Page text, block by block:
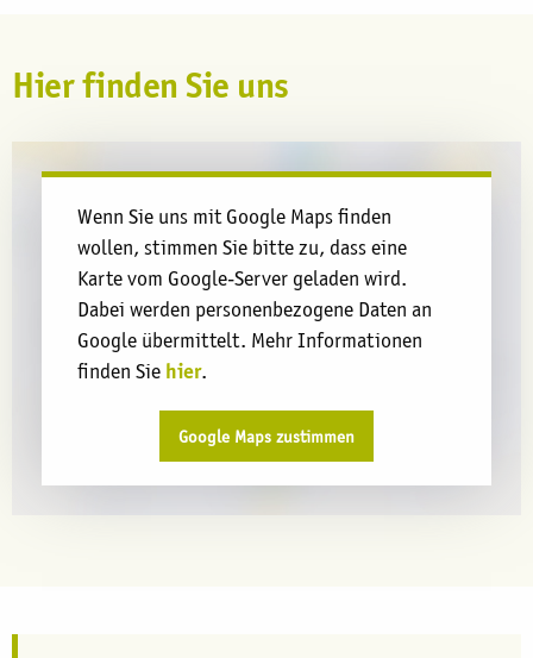
Hier finden Sie uns
Wenn Sie uns mit Google Maps finden
wollen, stimmen Sie bitte zu, dass eine
Karte vom Google-Server geladen wird.
Dabei werden personenbezogene Daten an
Google übermittelt. Mehr Informationen
finden Sie hier.
Google Maps zustimmen